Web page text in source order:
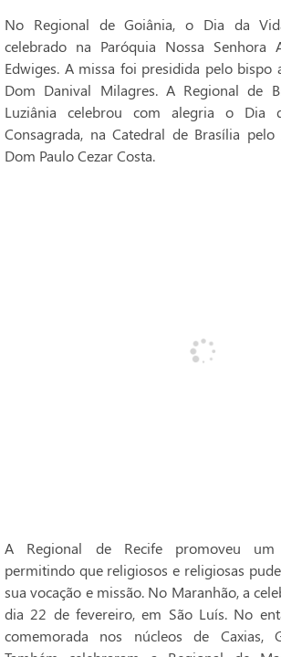
No Regional de Goiânia, o Dia da
celebrado na Paróquia Nossa Senhora
Edwiges. A missa foi presidida pelo bispo
Dom Danival Milagres. A Regional de
Luziânia celebrou com alegria o Dia
Consagrada, na Catedral de Brasília pelo
Dom Paulo Cezar Costa.
A Regional de Recife promoveu um
permitindo que religiosos e religiosas
sua vocação e missão. No Maranhão, a
dia 22 de fevereiro, em São Luís. No
comemorada nos núcleos de Caxias,